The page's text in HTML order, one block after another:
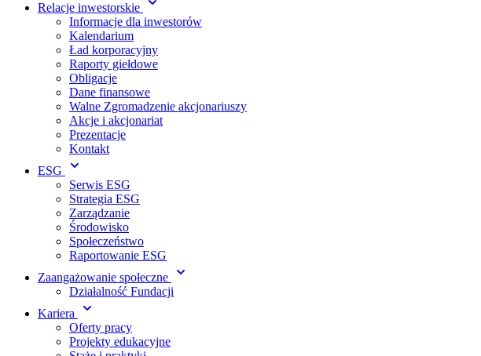
Relacje inwestorskie
Informacje dla inwestorów
Kalendarium
Ład korporacyjny
Raporty giełdowe
Obligacje
Dane finansowe
Walne Zgromadzenie akcjonariuszy
Akcje i akcjonariat
Prezentacje
Kontakt
ESG
Serwis ESG
Strategia ESG
Zarządzanie
Środowisko
Społeczeństwo
Raportowanie ESG
Zaangażowanie społeczne
Działalność Fundacji
Kariera
Oferty pracy
Projekty edukacyjne